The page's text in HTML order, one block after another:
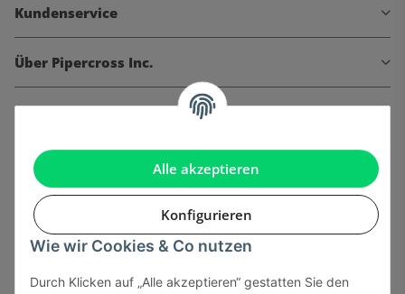
Alle akzeptieren
Konfigurieren
Wie wir Cookies & Co nutzen
Durch Klicken auf „Alle akzeptieren“ gestatten Sie den
Kundenservice
Über Pipercross Inc.
Informationen
Gesetzliche Informationen